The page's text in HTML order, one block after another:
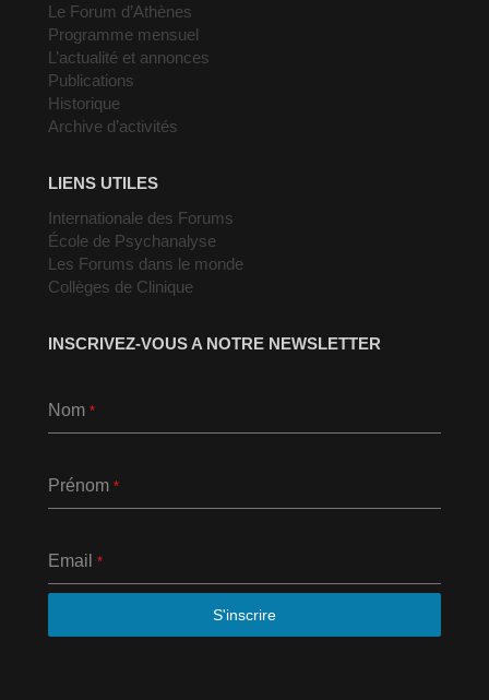
Le Forum d’Athènes
Programme mensuel
L’actualité et annonces
Publications
Historique
Archive d’activités
LIENS UTILES
Internationale des Forums
École de Psychanalyse
Les Forums dans le monde
Collèges de Clinique
INSCRIVEZ-VOUS A NOTRE NEWSLETTER
Nom *
Prénom *
Email *
S'inscrire